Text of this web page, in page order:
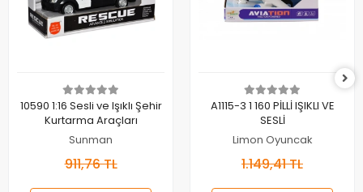
Sepete Ekle
10590 1:16 Sesli ve Işıklı Şehir
Kurtarma Araçları
Sunman
911,76 TL
Sepete Ekle
A1115-3 1 160 PİLLİ IŞIKLI VE
SESLİ
Limon Oyuncak
1.149,41 TL